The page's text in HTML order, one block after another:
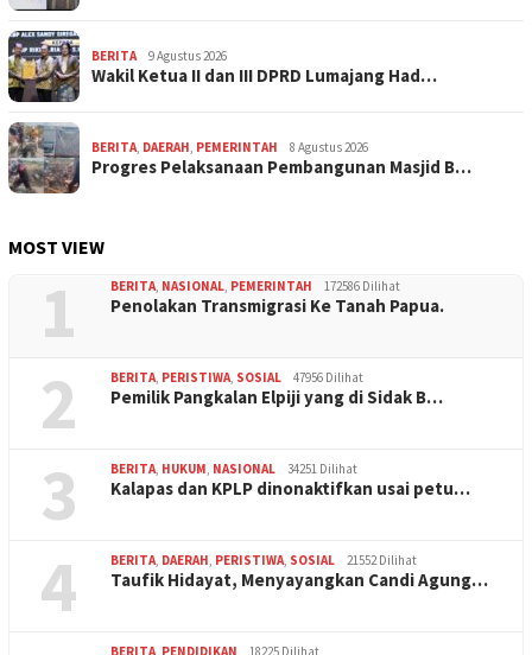
BERITA 9 Agustus 2026
Wakil Ketua II dan III DPRD Lumajang Had…
BERITA DAERAH PEMERINTAH 8 Agustus 2026
Progres Pelaksanaan Pembangunan Masjid B…
MOST VIEW
1 BERITA NASIONAL PEMERINTAH 172586 Dilihat
Penolakan Transmigrasi Ke Tanah Papua.
2 BERITA PERISTIWA SOSIAL 47956 Dilihat
Pemilik Pangkalan Elpiji yang di Sidak B…
3 BERITA HUKUM NASIONAL 34251 Dilihat
Kalapas dan KPLP dinonaktifkan usai petu…
4 BERITA DAERAH PERISTIWA SOSIAL 21552 Dilihat
Taufik Hidayat, Menyayangkan Candi Agung…
BERITA PENDIDIKAN 18225 Dilihat